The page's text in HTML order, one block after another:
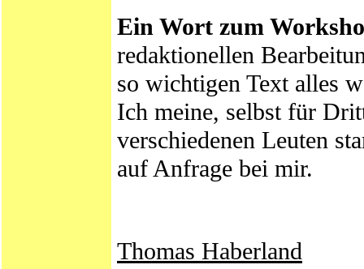
Ein Wort zum
redaktionellen
so wichtigen Text alles
Ich meine, selbst für
verschiedenen Leuten
auf Anfrage bei mir.
Thomas Haberland